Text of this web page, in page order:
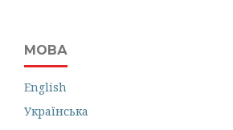
МОВА
English
Українська